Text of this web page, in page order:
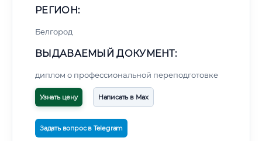
РЕГИОН:
Белгород
ВЫДАВАЕМЫЙ ДОКУМЕНТ:
диплом о профессиональной переподготовке
Узнать цену Написать в Max
Задать вопрос в Telegram